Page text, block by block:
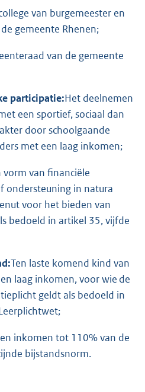
van burgemeester en
gemeente Rhenen;
van de gemeente
participatie:Het deelnemen
een sportief, sociaal dan
door schoolgaande
met een laag inkomen;
vorm van financiële
ondersteuning in natura
voor het bieden van
bedoeld in artikel 35, vijfde
Ten laste komend kind van
laag inkomen, voor wie de
geldt als bedoeld in
inkomen tot 110% van de
bijstandsnorm.